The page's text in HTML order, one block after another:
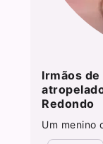
Irmãos
Redondo
Um menino